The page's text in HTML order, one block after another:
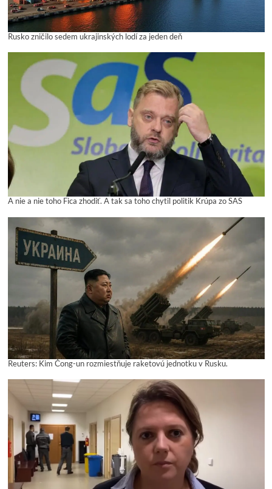
Rusko zničilo sedem ukrajinských lodí za jeden deň
A nie a nie toho Fica zhodiť. A tak sa toho chytil politik Krúpa zo SAS
Reuters: Kim Čong-un rozmiestňuje raketovú jednotku v Rusku.